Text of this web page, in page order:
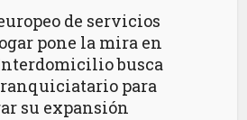
de servicios
pone la mira en
busca
para
su expansión